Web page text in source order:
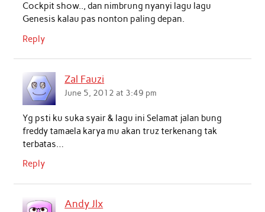
Cockpit show.., dan nimbrung nyanyi lagu lagu
Genesis kalau pas nonton paling depan.
Reply
Zal Fauzi
June 5, 2012 at 3:49 pm
Yg psti ku suka syair & lagu ini Selamat jalan bung
freddy tamaela karya mu akan truz terkenang tak
terbatas…
Reply
Andy Jlx